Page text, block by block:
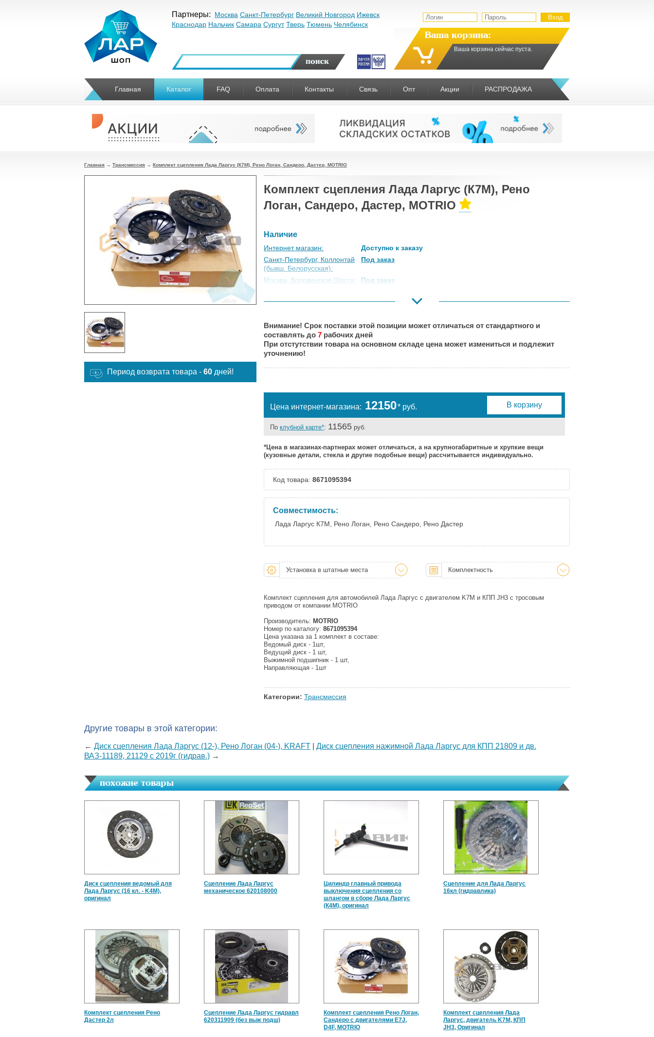
Партнеры: Москва Санкт-Петербург Великий Новгород Ижевск
Краснодар Нальчик Самара Сургут Тверь Тюмень Челябинск
Ваша корзина:
Ваша корзина сейчас пуста.
Главная Каталог FAQ Оплата Контакты Связь Опт Акции РАСПРОДАЖА
Главная → Трансмиссия → Комплект сцепления Лада Ларгус (К7М), Рено Логан, Сандеро, Дастер, MOTRIO
Период возврата товара - 60 дней!
Комплект сцепления Лада Ларгус (К7М), Рено
Логан, Сандеро, Дастер, MOTRIO
Наличие
Интернет магазин:
Доступно к заказу
Санкт-Петербург, Коллонтай
(бывш. Белорусская):
Под заказ
Москва, Коровинское Шоссе:
Под заказ
Великий Новгород:
Под заказ
Нальчик:
Под заказ
Самара:
Под заказ
Тверь:
Внимание! Срок поставки этой позиции может отличаться от стандартного и
составлять до 7 рабочих дней
При отстутствии товара на основном складе цена может измениться и подлежит
уточнению!
Цена интернет-магазина: 12150* руб. В корзину
По клубной карте*: 11565 руб.
*Цена в магазинах-партнерах может отличаться, а на крупногабаритные и хрупкие вещи
(кузовные детали, стекла и другие подобные вещи) рассчитывается индивидуально.
Код товара: 8671095394
Совместимость:
Лада Ларгус К7М, Рено Логан, Рено Сандеро, Рено Дастер
Установка в штатные места Комплектность
Комплект сцепления для автомобилей Лада Ларгус c двигателем K7M и КПП JH3 с тросовым
приводом от компании MOTRIO
Производитель: MOTRIO
Номер по каталогу: 8671095394
Цена указана за 1 комплект в составе:
Ведомый диск - 1шт,
Ведущий диск - 1 шт,
Выжимной подшипник - 1 шт,
Направляющая - 1шт
Категории: Трансмиссия
Другие товары в этой категории:
← Диск сцепления Лада Ларгус (12-), Рено Логан (04-), KRAFT
Диск сцепления нажимной Лада Ларгус для КПП 21809 и дв.
ВАЗ-11189, 21129 с 2019г (гидрав.) →
похожие товары
Диск сцепления ведомый для
Лада Ларгус (16 кл. - K4M),
оригинал
Сцепление Лада Ларгус
механическое 620108000
Цилиндр главный привода
выключения сцепления со
шлангом в сборе Лада Ларгус
(К4М), оригинал
Сцепление для Лада Ларгус
16кл (гидравлика)
Комплект сцепления Рено
Дастер 2л
Сцепление Лада Ларгус гидравл
620311909 (без выж подш)
Комплект сцепления Рено Логан,
Сандеро с двигателями E7J,
D4F, MOTRIO
Комплект сцепления Лада
Ларгус, двигатель K7M, КПП
JH3, Оригинал